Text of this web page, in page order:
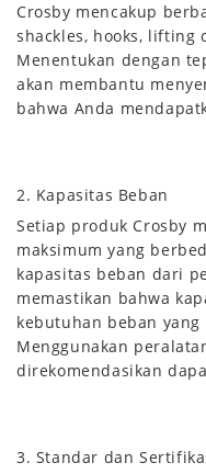
Crosby mencakup
shackles, hooks, lifting
Menentukan dengan
akan membantu
bahwa Anda
2. Kapasitas Beban
Setiap produk Crosby
maksimum yang
kapasitas beban dari
memastikan bahwa
kebutuhan beban
Menggunakan
direkomendasikan
3. Standar dan